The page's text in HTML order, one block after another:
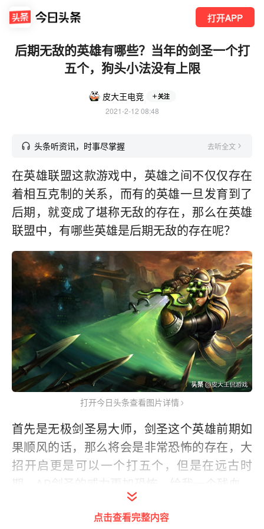
打开APP
后期无敌的英雄有哪些？当年的剑圣一个打
五个，狗头小法没有上限
皮大王电竞 关注
2021-2-12 08:48
头条听资讯，时事尽掌握 去听全文
在英雄联盟这款游戏中，英雄之间不仅仅存在
着相互克制的关系，而有的英雄一旦发育到了
后期，就变成了堪称无敌的存在，那么在英雄
联盟中，有哪些英雄是后期无敌的存在呢？
打开今日头条查看图片详情
首先是无极剑圣易大师，剑圣这个英雄前期如
果顺风的话，那么将会是非常恐怖的存在，大
招开启更是可以一个打五个，但是在远古时
可以还你一个团灭，当初的AP剑圣也是因为强
度有些夸张，最后被惨遭移除。
点击查看完整内容